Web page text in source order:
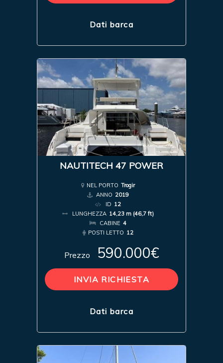
Dati barca
NAUTITECH 47 POWER
NEL PORTO Trogir
ANNO 2019
ID 12
LUNGHEZZA 14,23 m (46,7 ft)
CABINE 4
POSTI LETTO 12
Prezzo 590.000€
INVIA RICHIESTA
Dati barca